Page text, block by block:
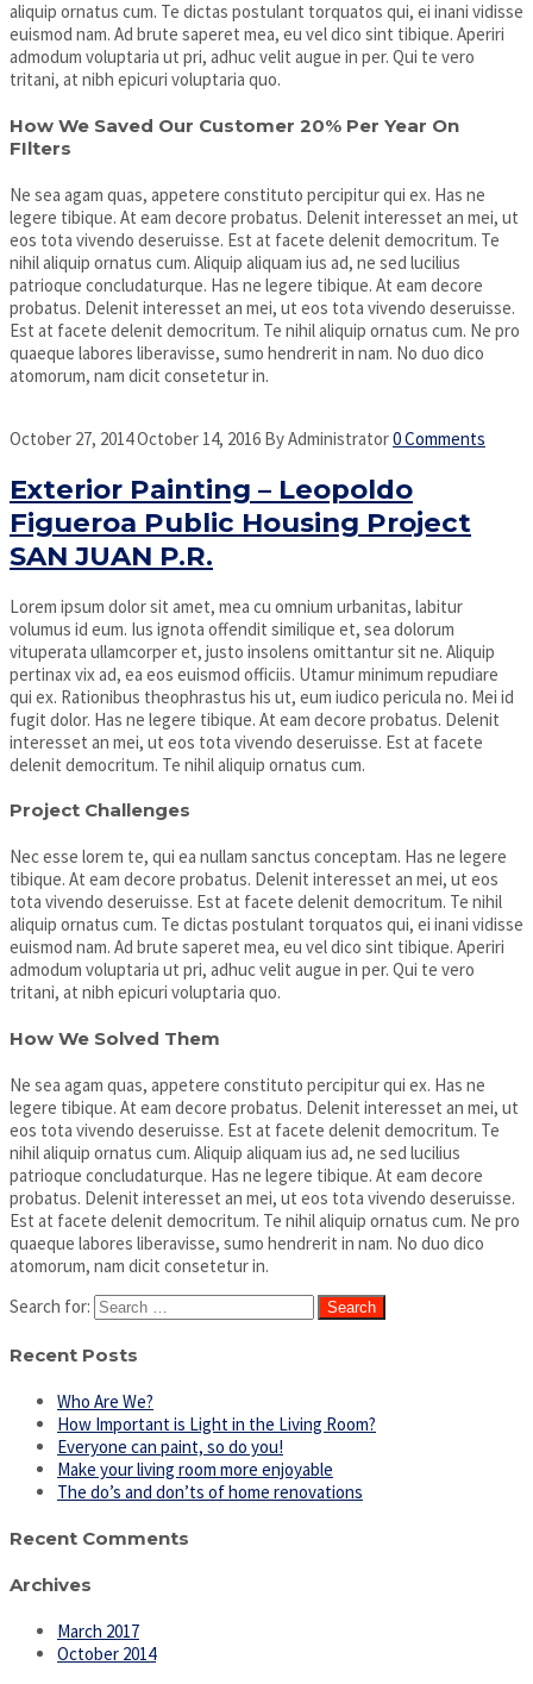
aliquip ornatus cum. Te dictas postulant torquatos qui, ei inani vidisse
euismod nam. Ad brute saperet mea, eu vel dico sint tibique. Aperiri
admodum voluptaria ut pri, adhuc velit augue in per. Qui te vero
tritani, at nibh epicuri voluptaria quo.
How We Saved Our Customer 20% Per Year On
FIlters
Ne sea agam quas, appetere constituto percipitur qui ex. Has ne
legere tibique. At eam decore probatus. Delenit interesset an mei, ut
eos tota vivendo deseruisse. Est at facete delenit democritum. Te
nihil aliquip ornatus cum. Aliquip aliquam ius ad, ne sed lucilius
patrioque concludaturque. Has ne legere tibique. At eam decore
probatus. Delenit interesset an mei, ut eos tota vivendo deseruisse.
Est at facete delenit democritum. Te nihil aliquip ornatus cum. Ne pro
quaeque labores liberavisse, sumo hendrerit in nam. No duo dico
atomorum, nam dicit consetetur in.
October 27, 2014October 14, 2016 ByAdministrator0 Comments
Exterior Painting – Leopoldo
Figueroa Public Housing Project
SAN JUAN P.R.
Lorem ipsum dolor sit amet, mea cu omnium urbanitas, labitur
volumus id eum. Ius ignota offendit similique et, sea dolorum
vituperata ullamcorper et, justo insolens omittantur sit ne. Aliquip
pertinax vix ad, ea eos euismod officiis. Utamur minimum repudiare
qui ex. Rationibus theophrastus his ut, eum iudico pericula no. Mei id
fugit dolor. Has ne legere tibique. At eam decore probatus. Delenit
interesset an mei, ut eos tota vivendo deseruisse. Est at facete
delenit democritum. Te nihil aliquip ornatus cum.
Project Challenges
Nec esse lorem te, qui ea nullam sanctus conceptam. Has ne legere
tibique. At eam decore probatus. Delenit interesset an mei, ut eos
tota vivendo deseruisse. Est at facete delenit democritum. Te nihil
aliquip ornatus cum. Te dictas postulant torquatos qui, ei inani vidisse
euismod nam. Ad brute saperet mea, eu vel dico sint tibique. Aperiri
admodum voluptaria ut pri, adhuc velit augue in per. Qui te vero
tritani, at nibh epicuri voluptaria quo.
How We Solved Them
Ne sea agam quas, appetere constituto percipitur qui ex. Has ne
legere tibique. At eam decore probatus. Delenit interesset an mei, ut
eos tota vivendo deseruisse. Est at facete delenit democritum. Te
nihil aliquip ornatus cum. Aliquip aliquam ius ad, ne sed lucilius
patrioque concludaturque. Has ne legere tibique. At eam decore
probatus. Delenit interesset an mei, ut eos tota vivendo deseruisse.
Est at facete delenit democritum. Te nihil aliquip ornatus cum. Ne pro
quaeque labores liberavisse, sumo hendrerit in nam. No duo dico
atomorum, nam dicit consetetur in.
Search for:
Recent Posts
Who Are We?
How Important is Light in the Living Room?
Everyone can paint, so do you!
Make your living room more enjoyable
The do’s and don’ts of home renovations
Recent Comments
Archives
March 2017
October 2014